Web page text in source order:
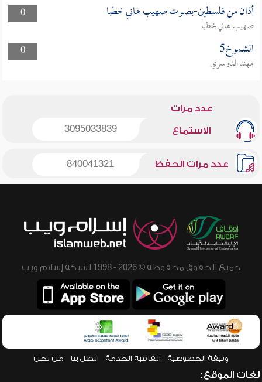
0
أذان من فلسطين-بصوت صهيب هاني خطبا
صهيب هاني خطبا
0
الشموخ5
مهند الدوسري
عدد مرات
الاستماع 3095033839
عدد مرات الحفظ 840041321
جميع الحقوق محفوظة © 2026 - 1998 لشبكة إسلام ويب
وثيقة الخصوصية اتفاقية الخدمة اتصل بنا من نحن
لغات الموقع: